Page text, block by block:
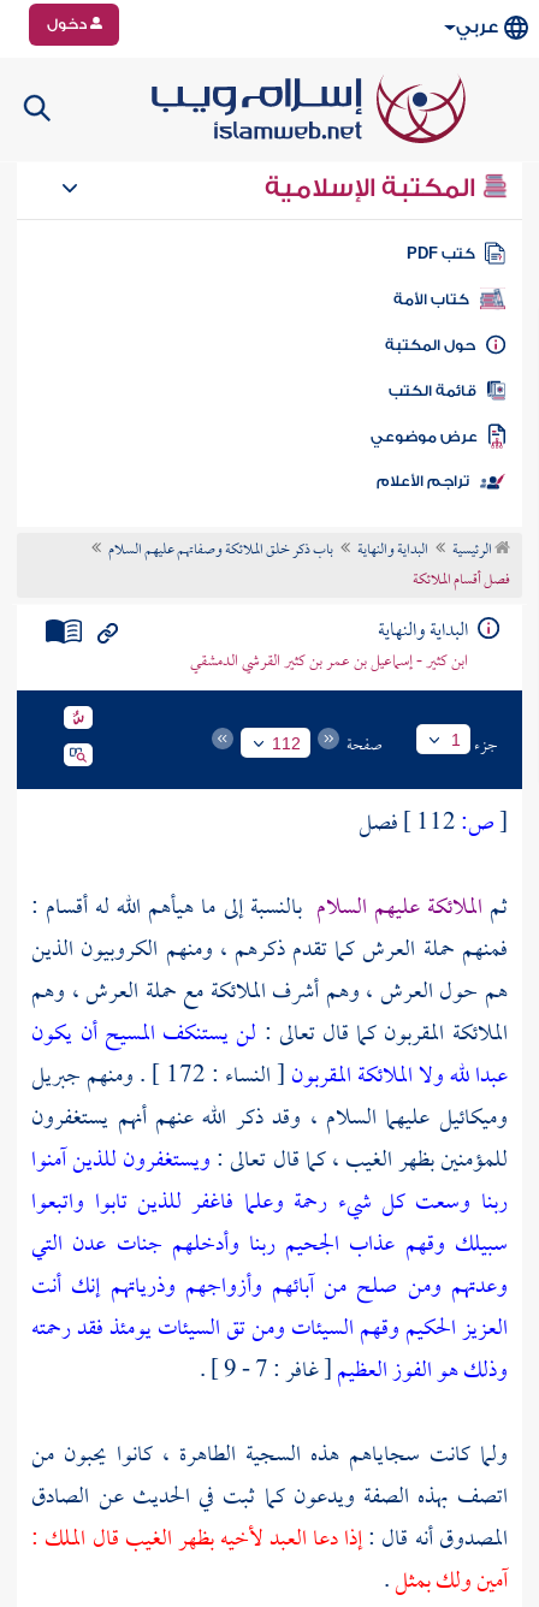
عربي دخول
المكتبة الإسلامية
كتب PDF
كتاب الأمة
المكتبة
الكتب
موضوعي
تراجم الأعلام
الرئيسية البداية والنهاية
باب ذكر خلق الملائكة وصفاتهم عليهم السلام
فصل أقسام الملائكة
البداية والنهاية
ابن كثير - إسماعيل بن عمر بن كثير القرشي الدمشقي
جزء 1 صفحة 112
[ص:
فصل
ثم الملائكة عليهم السلام بالنسبة إلى ما هيأهم الله له أقسام :
فمنهم حملة العرش كما تقدم ذكرهم ، ومنهم الكروبيون الذين
هم حول العرش ، وهم أشرف الملائكة مع حملة العرش ، وهم
الملائكة المقربون كما قال تعالى : لن يستنكف المسيح أن يكون
عبدا لله ولا الملائكة المقربون[ النساء : 172 ] . ومنهم
جبريل
وميكائيل عليهما السلام ، وقد ذكر الله عنهم أنهم يستغفرون
للمؤمنين بظهر الغيب ، كما قال تعالى :ويستغفرون للذين آمنوا
ربنا وسعت كل شيء رحمة وعلما فاغفر للذين تابوا واتبعوا
سبيلك وقهم عذاب الجحيم ربنا وأدخلهم جنات عدن التي
وعدتهم ومن صلح من آبائهم وأزواجهم وذرياتهم إنك أنت
العزيز الحكيم وقهم السيئات ومن تق السيئات يومئذ فقد رحمته
وذلك هو الفوز العظيم[ غافر : 7 - 9 ] .
ولما كانت سجاياهم هذه السجية الطاهرة ، كانوا يحبون من
اتصف بهذه الصفة ويدعون كما ثبت في الحديث عن الصادق
المصدوق أنه قال :إذا دعا العبد لأخيه بظهر الغيب قال الملك :
آمين ولك بمثل.